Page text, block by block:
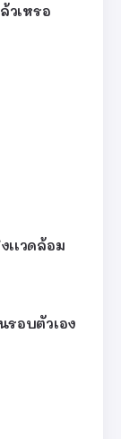
วเหรอ
เวดล้อม
อบตัวเอง